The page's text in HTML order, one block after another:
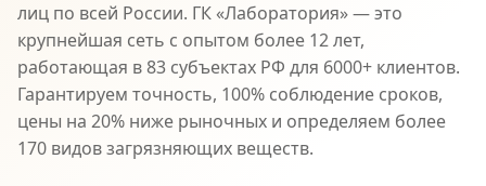
лиц по всей России. ГК «Лаборатория» — это
крупнейшая сеть с опытом более 12 лет,
работающая в 83 субъектах РФ для 6000+ клиентов.
Гарантируем точность, 100% соблюдение сроков,
цены на 20% ниже рыночных и определяем более
170 видов загрязняющих веществ.